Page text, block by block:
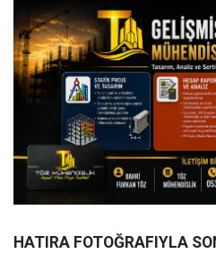
HATIRA FOTOĞRAFIYLA